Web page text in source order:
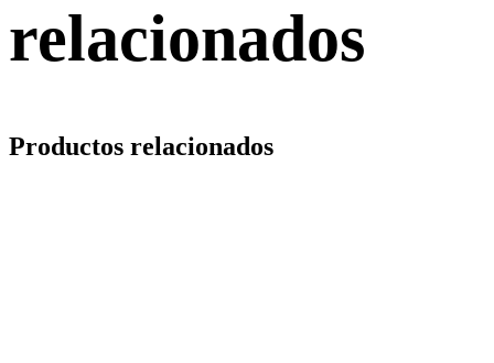
relacionados
Productos relacionados